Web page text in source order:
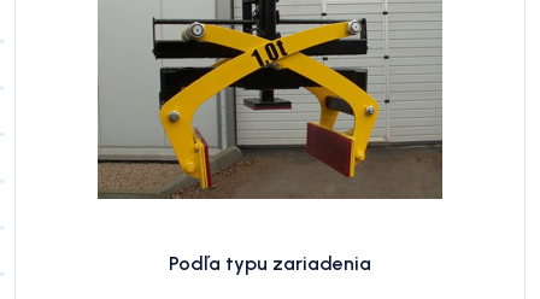
Podľa typu zariadenia